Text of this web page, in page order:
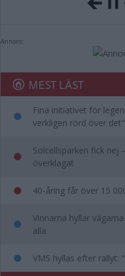
Annons:
MEST LÄST
Fina initiativet för
verkligen rörd över det"
Solcellsparken fick nej
överklagat
40-åring får över 15
Vinnarna hyllar
alla
VMS hyllas efter rallyt: